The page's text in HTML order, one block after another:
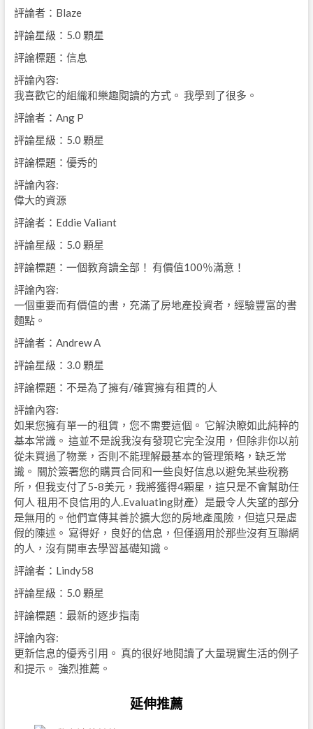
評論者：Blaze
評論星級：5.0 顆星
評論標題：信息
評論內容:
我喜歡它的組織和樂趣閱讀的方式。 我學到了很多。
評論者：Ang P
評論星級：5.0 顆星
評論標題：優秀的
評論內容:
偉大的資源
評論者：Eddie Valiant
評論星級：5.0 顆星
評論標題：一個教育讀全部！ 有價值100％滿意！
評論內容:
一個重要而有價值的書，充滿了房地產投資者，經驗豐富的書
麵點。
評論者：Andrew A
評論星級：3.0 顆星
評論標題：不是為了擁有/確實擁有租賃的人
評論內容:
如果您擁有單一的租賃，您不需要這個。 它解決瞭如此純粹的
基本常識。 這並不是說我沒有發現它完全沒用，但除非你以前
從未買過了物業，否則不能理解最基本的管理策略，缺乏常
識。 關於簽署您的購買合同和一些良好信息以避免某些稅務
所，但我支付了5-8美元，我將獲得4顆星，這只是不會幫助任
何人 租用不良信用的人.Evaluating財產）是最令人失望的部分
是無用的。他們宣傳其善於擴大您的房地產風險，但這只是虛
假的陳述。 寫得好，良好的信息，但僅適用於那些沒有互聯網
的人，沒有開車去學習基礎知識。
評論者：Lindy58
評論星級：5.0 顆星
評論標題：最新的逐步指南
評論內容:
更新信息的優秀引用。 真的很好地閱讀了大量現實生活的例子
和提示。 強烈推薦。
延伸推薦